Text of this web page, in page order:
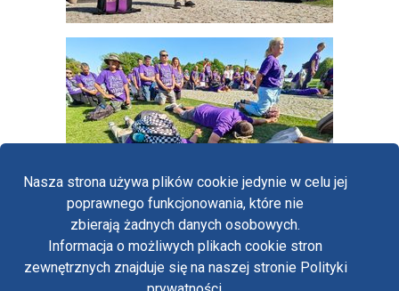
Nasza strona używa plików cookie jedynie w celu jej
poprawnego funkcjonowania, które nie
zbierają żadnych danych osobowych.
Informacja o możliwych plikach cookie stron
zewnętrznych znajduje się na naszej stronie Polityki